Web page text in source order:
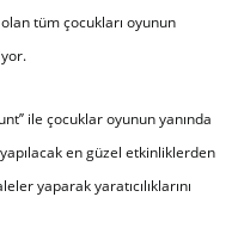
tüm çocukları oyunun
ile çocuklar oyunun yanında
en güzel etkinliklerden
yaparak yaratıcılıklarını